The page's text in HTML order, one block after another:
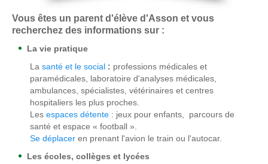
Vous êtes un parent d'élève d'Asson et vous
recherchez des informations sur :
La vie pratique
La santé et le social : professions médicales et
paramédicales, laboratoire d'analyses médicales,
ambulances, spécialistes, vétérinaires et centres
hospitaliers les plus proches.
Les espaces détente : jeux pour enfants, parcours de
santé et espace « football ».
Se déplacer en prenant l'avion le train ou l'autocar.
Les écoles, collèges et lycées